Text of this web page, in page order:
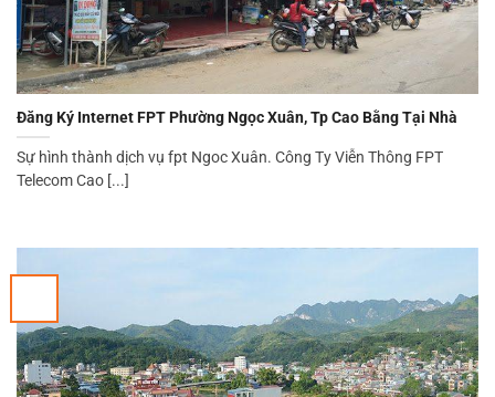
Đăng Ký Internet FPT Phường Ngọc Xuân, Tp Cao Bằng Tại Nhà
Sự hình thành dịch vụ fpt Ngoc Xuân. Công Ty Viễn Thông FPT
Telecom Cao [...]